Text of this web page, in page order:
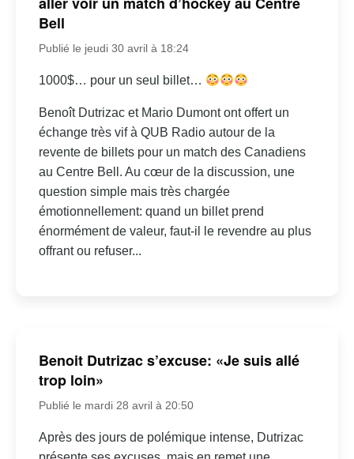
Bell
Publié le jeudi 30 avril à 18:24
1000$… pour un seul billet…
Benoît Dutrizac et Mario Dumont ont offert un
échange très vif à QUB Radio autour de la
revente de billets pour un match des Canadiens
au Centre Bell. Au cœur de la discussion, une
question simple mais très chargée
émotionnellement: quand un billet prend
énormément de valeur, faut-il le revendre au plus
offrant ou refuser...
Benoit Dutrizac s’excuse: «Je suis allé
trop loin»
Publié le mardi 28 avril à 20:50
Après des jours de polémique intense, Dutrizac